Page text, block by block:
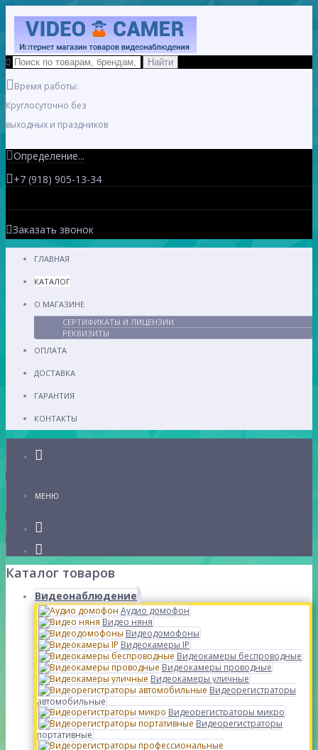
Время работы:
Круглосуточно без
выходных и праздников
Определение...
+7 (918) 905-13-34
Заказать звонок
ГЛАВНАЯ
КАТАЛОГ
О МАГАЗИНЕ
СЕРТИФИКАТЫ И ЛИЦЕНЗИИ
РЕКВИЗИТЫ
ОПЛАТА
ДОСТАВКА
ГАРАНТИЯ
КОНТАКТЫ
МЕНЮ
Каталог товаров
Видеонаблюдение
Аудио домофон
Видео няня
Видеодомофоны
Видеокамеры IP
Видеокамеры беспроводные
Видеокамеры проводные
Видеокамеры уличные
Видеорегистраторы
автомобильные
Видеорегистраторы микро
Видеорегистраторы
портативные